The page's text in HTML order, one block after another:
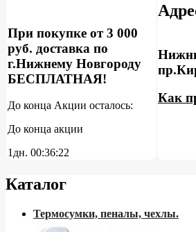
При покупке от 3 000
руб. доставка по
г.Нижнему Новгороду
БЕСПЛАТНАЯ!
До конца Акции осталось:
До конца акции
1дн. 00:36:21
Как
Каталог
Термосумки, пеналы, чехлы.